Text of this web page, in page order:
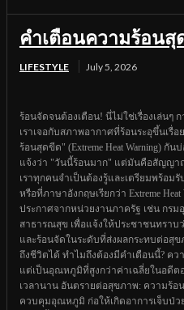
คำเตือนความร้อนสุ
LIFESTYLE July 5, 2026
ร้อนจัดจนต้องเตือน! นี่ไม่ใช่เรื่องเล่นๆ
เราเจอกับสภาพอากาศที่ร้อนระอุขึ้นเรื่
ร้อนสุดขีด" (Extreme Heat Warning)
แจ้งว่า "วันนี้ร้อนมาก" แต่มันคือสัญญา
เราทุกคนจำเป็นต้องรู้และเตรียมพร้อ
หรือที่ภาษาอังกฤษเรียกว่า Extreme Heat
ประกาศจากหน่วยงานภาครัฐ เช่น กร
สาธารณสุข เพื่อแจ้งให้ประชาชนทรา
และร้อนจัดในระดับที่ส่งผลกระทบต่อสุ
ถึงชีวิตได้ ทำไมถึงต้องมีคำเตือนนี้? ค
แต่เป็นอุณหภูมิที่สูงกว่าค่าเฉลี่ยในอดีต
เวลานาน อันตรายต่อสุขภาพ: ความร้
ควบคุมอุณหภูมิ ก่อให้เกิดอาการเจ็บป่ว